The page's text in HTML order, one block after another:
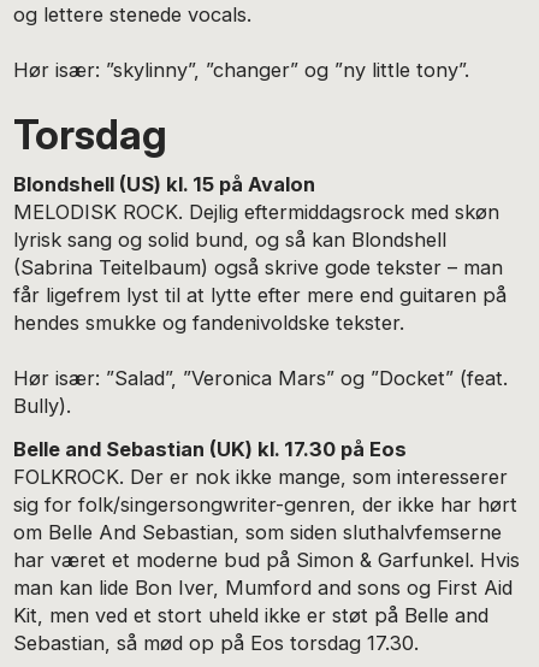
og lettere stenede vocals.
Hør især: ”skylinny”, ”changer” og ”ny little tony”.
Torsdag
Blondshell (US) kl. 15 på Avalon
MELODISK ROCK. Dejlig eftermiddagsrock med skøn
lyrisk sang og solid bund, og så kan Blondshell
(Sabrina Teitelbaum) også skrive gode tekster – man
får ligefrem lyst til at lytte efter mere end guitaren på
hendes smukke og fandenivoldske tekster.
Hør især: ”Salad”, ”Veronica Mars” og ”Docket” (feat.
Bully).
Belle and Sebastian (UK) kl. 17.30 på Eos
FOLKROCK. Der er nok ikke mange, som interesserer
sig for folk/singersongwriter-genren, der ikke har hørt
om Belle And Sebastian, som siden sluthalvfemserne
har været et moderne bud på Simon & Garfunkel. Hvis
man kan lide Bon Iver, Mumford and sons og First Aid
Kit, men ved et stort uheld ikke er støt på Belle and
Sebastian, så mød op på Eos torsdag 17.30.